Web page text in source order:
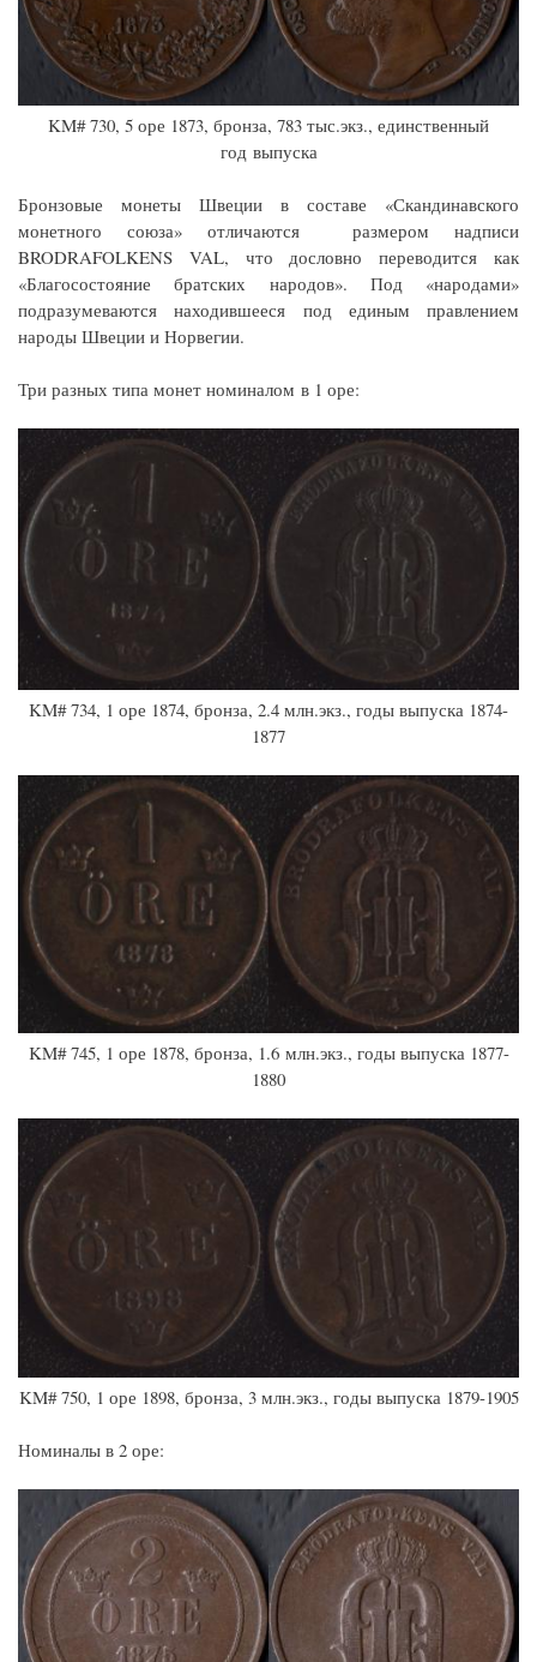
KM# 730, 5 оре 1873, бронза, 783 тыс.экз., единственный
год выпуска
Бронзовые монеты Швеции в составе «Скандинавского
монетного союза» отличаются размером надписи
BRODRAFOLKENS VAL, что дословно переводится как
«Благосостояние братских народов». Под «народами»
подразумеваются находившееся под единым правлением
народы Швеции и Норвегии.
Три разных типа монет номиналом в 1 оре:
KM# 734, 1 оре 1874, бронза, 2.4 млн.экз., годы выпуска 1874-
1877
KM# 745, 1 оре 1878, бронза, 1.6 млн.экз., годы выпуска 1877-
1880
KM# 750, 1 оре 1898, бронза, 3 млн.экз., годы выпуска 1879-1905
Номиналы в 2 оре: